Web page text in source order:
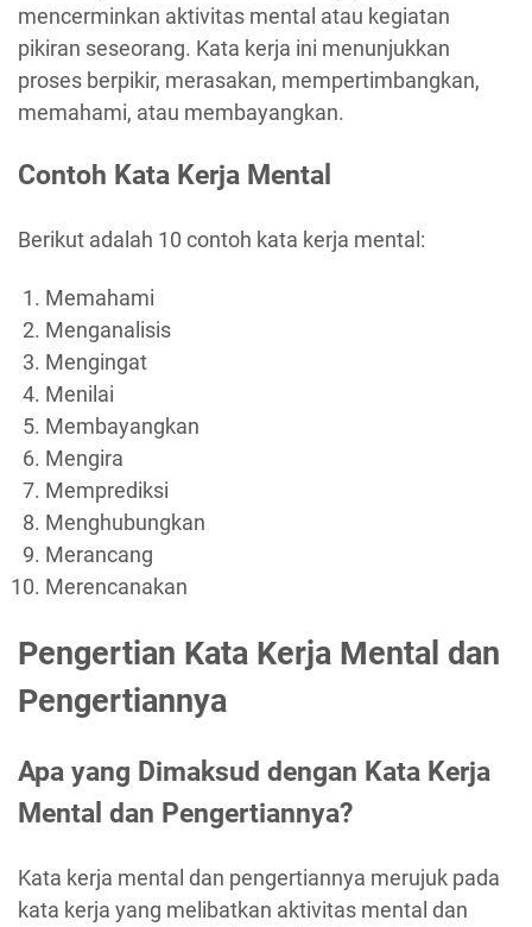
mencerminkan aktivitas mental atau kegiatan
pikiran seseorang. Kata kerja ini menunjukkan
proses berpikir, merasakan, mempertimbangkan,
memahami, atau membayangkan.
Contoh Kata Kerja Mental
Berikut adalah 10 contoh kata kerja mental:
Memahami
Menganalisis
Mengingat
Menilai
Membayangkan
Mengira
Memprediksi
Menghubungkan
Merancang
Merencanakan
Pengertian Kata Kerja Mental dan
Pengertiannya
Apa yang Dimaksud dengan Kata Kerja
Mental dan Pengertiannya?
Kata kerja mental dan pengertiannya merujuk pada
kata kerja yang melibatkan aktivitas mental dan